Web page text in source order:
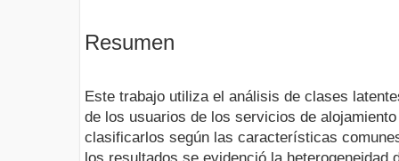
Resumen
Este trabajo utiliza el análisis de clases
de los usuarios de los servicios de
clasificarlos según las características